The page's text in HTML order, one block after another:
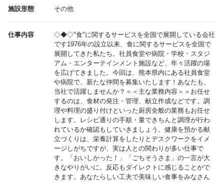
施設形態 その他
仕事内容
◇◆◇"食"に関するサービスを全国で展開している会社
です1976年の設立以来、食に関するサービスを全国で
展開してきた私たち。社員食堂や病院・学校・スタジ
アム・エンターテインメント施設など、年々活躍の場
を広げてきました。今回は、熊本県内にある社員食堂
や病院で、新たな仲間を募集いたします！あなたも、
当社で活躍しませんか？＜＜主な業務内容＞＞お任せ
するのは、食材の発注・管理、献立作成などです。調
理や料理の盛り付けといった厨房全般の業務もお任せ
します。レシピ通りの手順・量できちんと調理が行わ
れているか確認もしていきましょう。健康を預かる献
立づくりは、栄養計算をしたりとデスクワークをイメ
ージしがちですが、実は人との関わりが多い仕事で
す。「おいしかった！」「ごちそうさま」の一言が大
きなやりがいに。反応もダイレクトに感じることがで
きます。あなたらしい工夫で美味しい食事をみなさん